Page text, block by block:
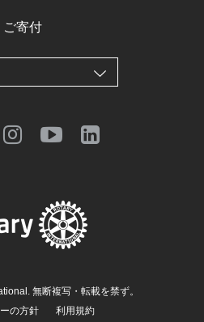
ご寄付
無断複写・転載を禁ず。
の方針
利用規約